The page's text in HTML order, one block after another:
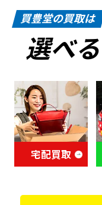
買豊堂の買取は
選べる
宅配買取